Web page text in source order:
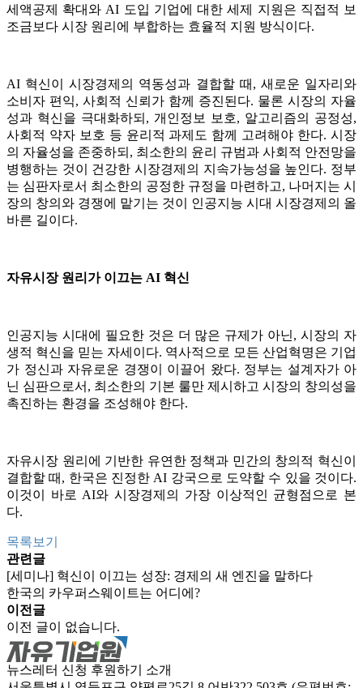
세액공제 확대와 AI 도입 기업에 대한 세제 지원은 직접적 보
조금보다 시장 원리에 부합하는 효율적 지원 방식이다.
AI 혁신이 시장경제의 역동성과 결합할 때, 새로운 일자리와
소비자 편익, 사회적 신뢰가 함께 증진된다. 물론 시장의 자율
성과 혁신을 극대화하되, 개인정보 보호, 알고리즘의 공정성,
사회적 약자 보호 등 윤리적 과제도 함께 고려해야 한다. 시장
의 자율성을 존중하되, 최소한의 윤리 규범과 사회적 안전망을
병행하는 것이 건강한 시장경제의 지속가능성을 높인다. 정부
는 심판자로서 최소한의 공정한 규정을 마련하고, 나머지는 시
장의 창의와 경쟁에 맡기는 것이 인공지능 시대 시장경제의 올
바른 길이다.
자유시장 원리가 이끄는 AI 혁신
인공지능 시대에 필요한 것은 더 많은 규제가 아닌, 시장의 자
생적 혁신을 믿는 자세이다. 역사적으로 모든 산업혁명은 기업
가 정신과 자유로운 경쟁이 이끌어 왔다. 정부는 설계자가 아
닌 심판으로서, 최소한의 기본 룰만 제시하고 시장의 창의성을
촉진하는 환경을 조성해야 한다.
자유시장 원리에 기반한 유연한 정책과 민간의 창의적 혁신이
결합할 때, 한국은 진정한 AI 강국으로 도약할 수 있을 것이다.
이것이 바로 AI와 시장경제의 가장 이상적인 균형점으로 본
다.
목록보기
관련글
[세미나] 혁신이 이끄는 성장: 경제의 새 엔진을 말하다
한국의 카우퍼스웨이트는 어디에?
이전글
이전 글이 없습니다.
뉴스레터 신청 후원하기
소개